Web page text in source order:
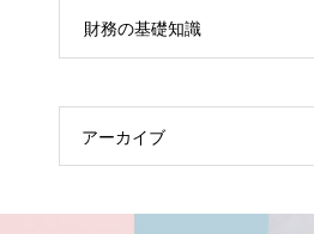
財務の基礎知識
アーカイブ